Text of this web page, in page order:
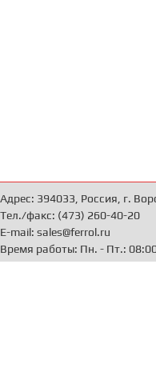
Адрес: 394033, Россия, г.
Тел./факс: (473) 260-40-20
E-mail: sales@ferrol.ru
Время работы: Пн. - Пт.: